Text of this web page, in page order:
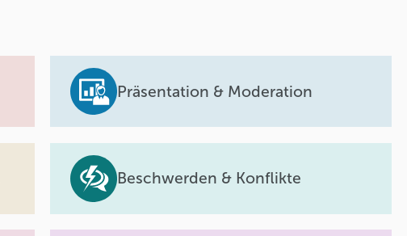
Präsentation & Moderation
Beschwerden & Konflikte